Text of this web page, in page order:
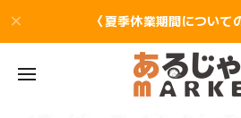
〈夏季休業期間について